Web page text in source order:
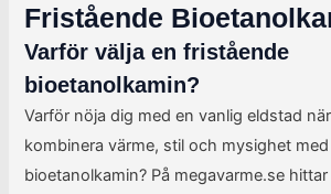
Fristående
Varför välja en fristående
bioetanolkamin?
Varför nöja dig med en vanlig eldstad
kombinera värme, stil och mysighet
bioetanolkamin? På megavarme.se